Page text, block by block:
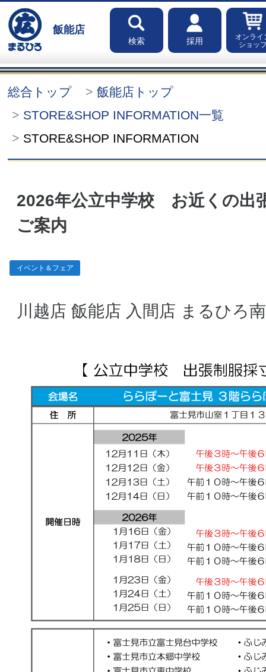
飯能店
検索 採用
オンライ
ショッ
総合トップ
飯能店トップ
STORE&SHOP INFORMATION一覧
STORE&SHOP INFORMATION
2026年公立中学校 お近くの出
ご案内
イベント＆フェア
川越店 飯能店 入間店 まるひろ